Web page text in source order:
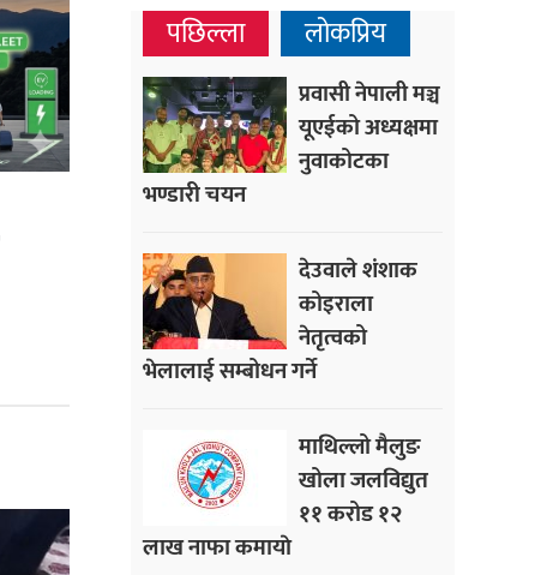
पछिल्ला लोकप्रिय
प्रवासी नेपाली मञ्च
यूएईको अध्यक्षमा
नुवाकोटका
भण्डारी चयन
देउवाले शंशाक
कोइराला
नेतृत्वको
भेलालाई सम्बोधन गर्ने
माथिल्लो मैलुङ
खोला जलविद्युत
११ करोड १२
लाख नाफा कमायाे